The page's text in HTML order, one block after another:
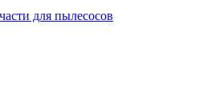
для пылесосов